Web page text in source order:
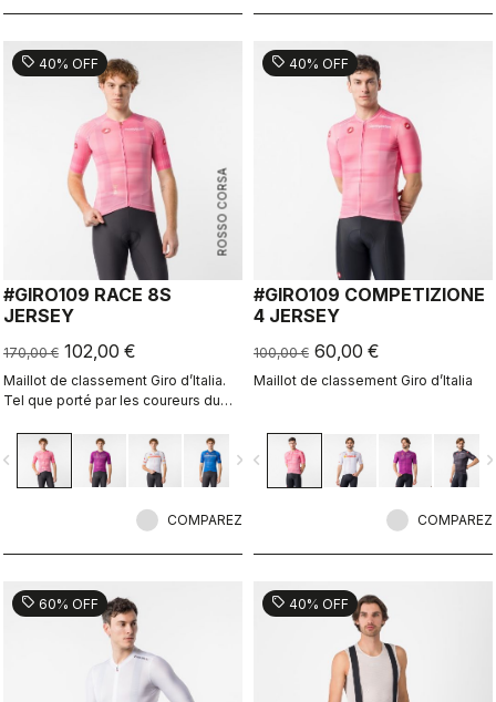
ROSSO CORSA
sell 40% OFF
#GIRO109 RACE 8S
JERSEY
170,00 € 102,00 €
Maillot de classement Giro d’Italia.
Tel que porté par les coureurs du
navigate_next
COMPAREZ
sell 40% OFF
#GIRO109 COMPETIZIONE
4 JERSEY
100,00 € 60,00 €
Maillot de classement Giro d’Italia
navigate_before
COMPAREZ
sell 60% OFF sell 40% OFF